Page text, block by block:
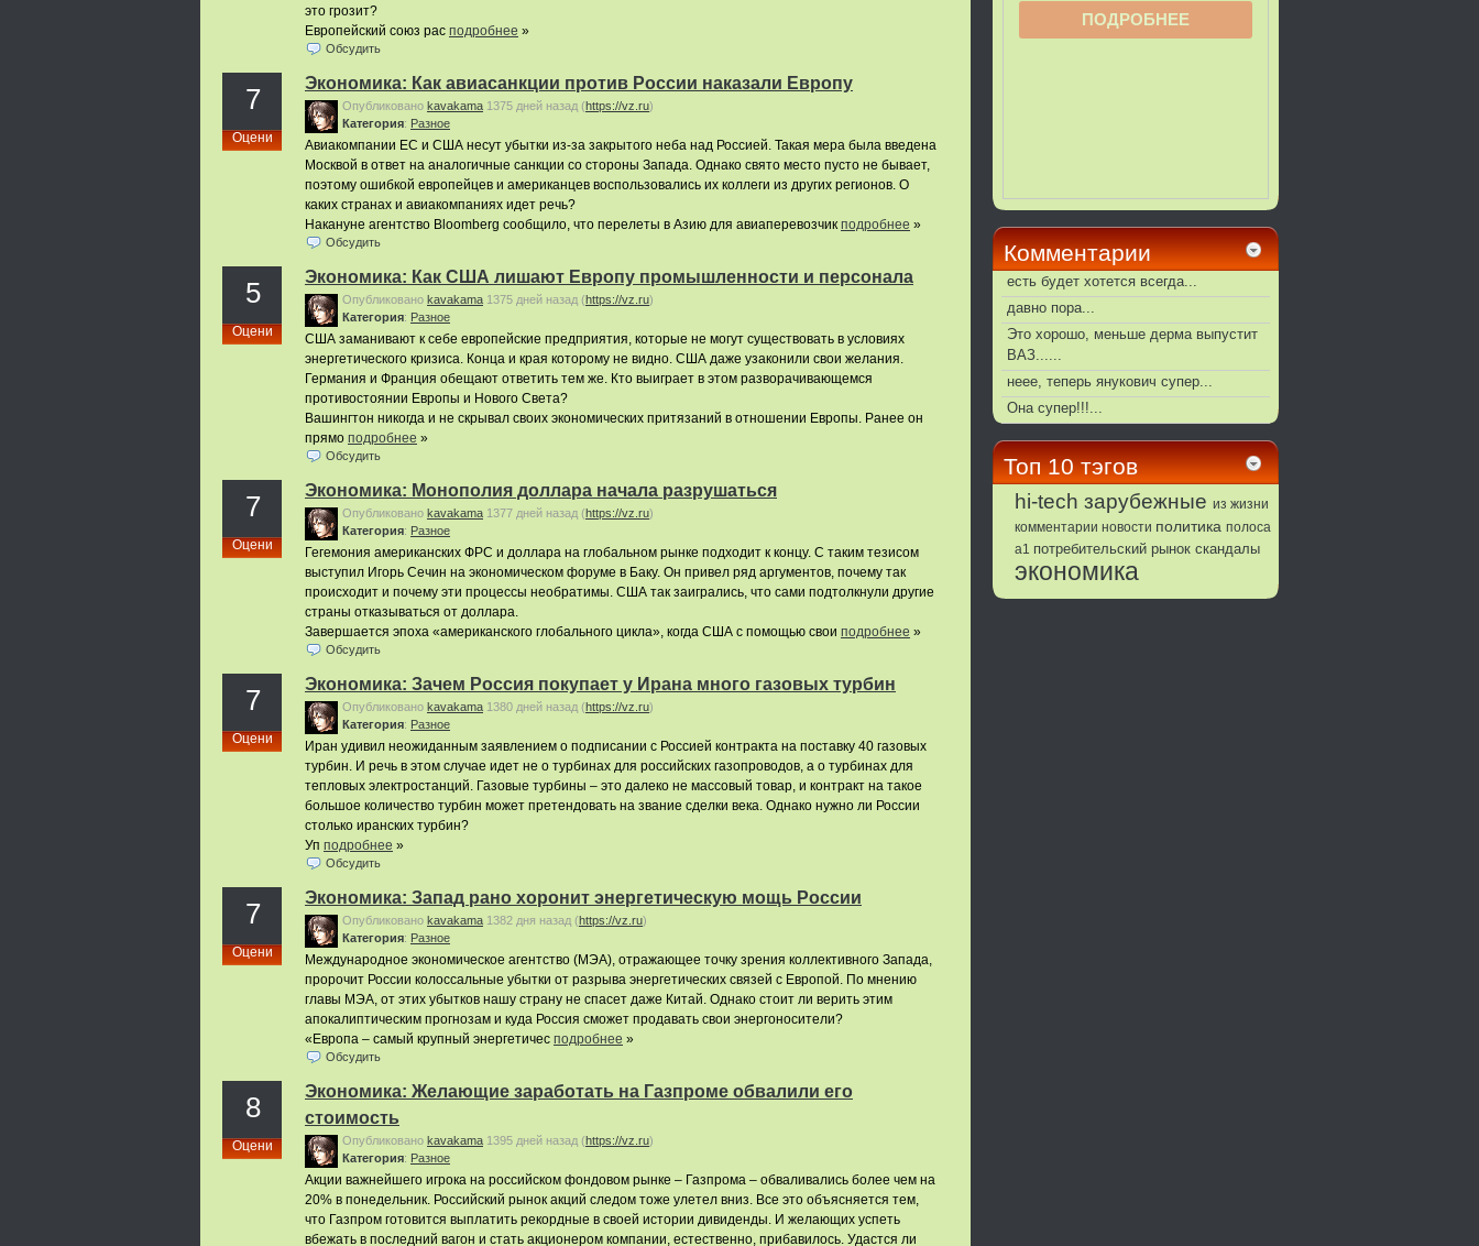
это грозит?
Европейский союз рас подробнее »
Обсудить
7
Оцени
Экономика: Как авиасанкции против России наказали Европу
Опубликовано kavakama 1375 дней назад (https://vz.ru)
Категория: Pазное
Авиакомпании ЕС и США несут убытки из-за закрытого неба над Россией. Такая мера была введена
Москвой в ответ на аналогичные санкции со стороны Запада. Однако свято место пусто не бывает,
поэтому ошибкой европейцев и американцев воспользовались их коллеги из других регионов. О
каких странах и авиакомпаниях идет речь?
Накануне агентство Bloomberg сообщило, что перелеты в Азию для авиаперевозчик подробнее »
Обсудить
5
Оцени
Экономика: Как США лишают Европу промышленности и персонала
Опубликовано kavakama 1375 дней назад (https://vz.ru)
Категория: Pазное
США заманивают к себе европейские предприятия, которые не могут существовать в условиях
энергетического кризиса. Конца и края которому не видно. США даже узаконили свои желания.
Германия и Франция обещают ответить тем же. Кто выиграет в этом разворачивающемся
противостоянии Европы и Нового Света?
Вашингтон никогда и не скрывал своих экономических притязаний в отношении Европы. Ранее он
прямо подробнее »
Обсудить
7
Оцени
Экономика: Монополия доллара начала разрушаться
Опубликовано kavakama 1377 дней назад (https://vz.ru)
Категория: Pазное
Гегемония американских ФРС и доллара на глобальном рынке подходит к концу. С таким тезисом
выступил Игорь Сечин на экономическом форуме в Баку. Он привел ряд аргументов, почему так
происходит и почему эти процессы необратимы. США так заигрались, что сами подтолкнули другие
страны отказываться от доллара.
Завершается эпоха «американского глобального цикла», когда США с помощью свои подробнее »
Обсудить
7
Оцени
Экономика: Зачем Россия покупает у Ирана много газовых турбин
Опубликовано kavakama 1380 дней назад (https://vz.ru)
Категория: Pазное
Иран удивил неожиданным заявлением о подписании с Россией контракта на поставку 40 газовых
турбин. И речь в этом случае идет не о турбинах для российских газопроводов, а о турбинах для
тепловых электростанций. Газовые турбины – это далеко не массовый товар, и контракт на такое
большое количество турбин может претендовать на звание сделки века. Однако нужно ли России
столько иранских турбин?
Уп подробнее »
Обсудить
7
Оцени
Экономика: Запад рано хоронит энергетическую мощь России
Опубликовано kavakama 1382 дня назад (https://vz.ru)
Категория: Pазное
Международное экономическое агентство (МЭА), отражающее точку зрения коллективного Запада,
пророчит России колоссальные убытки от разрыва энергетических связей с Европой. По мнению
главы МЭА, от этих убытков нашу страну не спасет даже Китай. Однако стоит ли верить этим
апокалиптическим прогнозам и куда Россия сможет продавать свои энергоносители?
«Европа – самый крупный энергетичес подробнее »
Обсудить
8
Оцени
Экономика: Желающие заработать на Газпроме обвалили его
стоимость
Опубликовано kavakama 1395 дней назад (https://vz.ru)
Категория: Pазное
Акции важнейшего игрока на российском фондовом рынке – Газпрома – обваливались более чем на
20% в понедельник. Российский рынок акций следом тоже улетел вниз. Все это объясняется тем,
что Газпром готовится выплатить рекордные в своей истории дивиденды. И желающих успеть
вбежать в последний вагон и стать акционером компании, естественно, прибавилось. Удастся ли
Комментарии
есть будет хотется всегда...
давно пора...
Это хорошо, меньше дерма выпустит
ВАЗ......
неее, теперь янукович супер...
Она супер!!!...
Топ 10 тэгов
hi-tech зарубежные из жизни
комментарии новости политика полоса
а1 потребительский рынок скандалы
экономика